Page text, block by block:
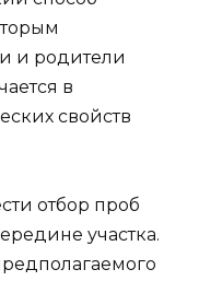
и родители
в
свойств
отбор проб
участка.